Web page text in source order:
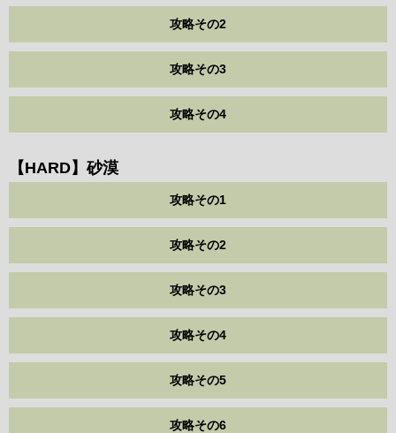
攻略その2
攻略その3
攻略その4
【HARD】砂漠
攻略その1
攻略その2
攻略その3
攻略その4
攻略その5
攻略その6